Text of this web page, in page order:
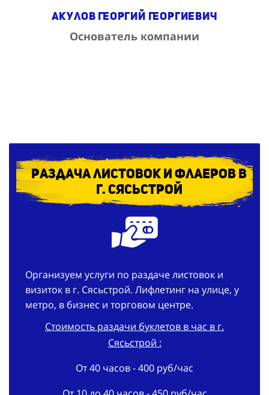
Основатель компании
Раздача листовок и флаеров в
г. Сясьстрой
визиток в г. Сясьстрой. Лифлетинг на улице, у
метро, в бизнес и торговом центре.
Стоимость раздачи буклетов в час в г.
Сясьстрой :
От 40 часов - 400 руб/час
От 10 до 40 часов - 450 руб/час